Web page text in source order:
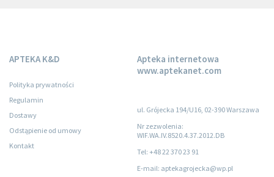
APTEKA K&D
Polityka prywatności
Regulamin
Dostawy
Odstąpienie od umowy
Kontakt
Apteka internetowa
www.aptekanet.com
ul. Grójecka 194/U16, 02-390 Warszawa
Nr zezwolenia:
WIF.WA.IV.8520.4.37.2012.DB
Tel: +48 22 370 23 91
E-mail: aptekagrojecka@wp.pl